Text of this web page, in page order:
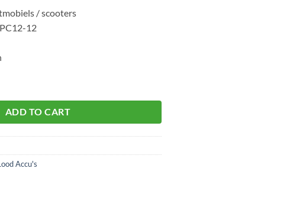
/ scooters
12
ADD TO CART
Accu's